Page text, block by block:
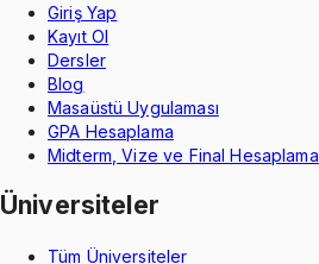
Giriş Yap
Kayıt Ol
Dersler
Blog
Masaüstü Uygulaması
GPA Hesaplama
Midterm, Vize ve Final Hesaplama
Üniversiteler
Tüm Üniversiteler